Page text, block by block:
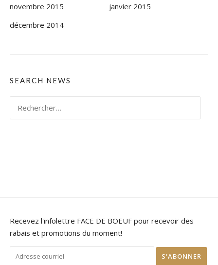
novembre 2015
janvier 2015
décembre 2014
SEARCH NEWS
Recevez l'infolettre FACE DE BOEUF pour recevoir des
rabais et promotions du moment!